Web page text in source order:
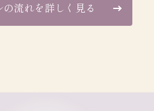
流れを詳しく見る